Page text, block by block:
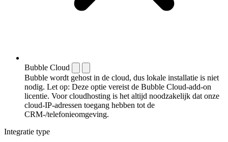
Bubble Cloud
Bubble wordt gehost in de cloud, dus lokale installatie is niet
nodig. Let op: Deze optie vereist de Bubble Cloud-add-on
licentie. Voor cloudhosting is het altijd noodzakelijk dat onze
cloud-IP-adressen toegang hebben tot de
CRM-/telefonieomgeving.
Integratie type